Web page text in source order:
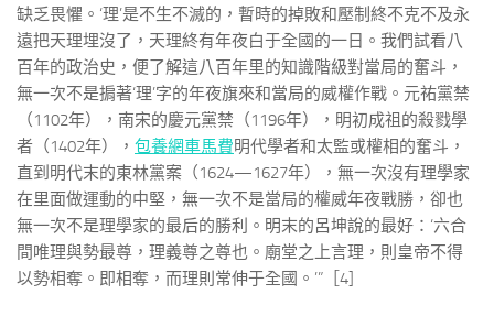
缺乏畏懼。‘理’是不生不滅的，暫時的掉敗和壓制終不克不及永
遠把天理埋沒了，天理終有年夜白于全國的一日。我們試看八
百年的政治史，便了解這八百年里的知識階級對當局的奮斗，
無一次不是掮著‘理’字的年夜旗來和當局的威權作戰。元祐黨禁
（1102年），南宋的慶元黨禁（1196年），明初成祖的殺戮學
者（1402年）， 包養網車馬費明代學者和太監或權相的奮斗，
直到明代末的東林黨案（1624—1627年），無一次沒有理學家
在里面做運動的中堅，無一次不是當局的權威年夜戰勝，卻也
無一次不是理學家的最后的勝利。明末的呂坤說的最好：‘六合
間唯理與勢最尊，理義尊之尊也。廟堂之上言理，則皇帝不得
以勢相奪。即相奪，而理則常伸于全國。’”［4]